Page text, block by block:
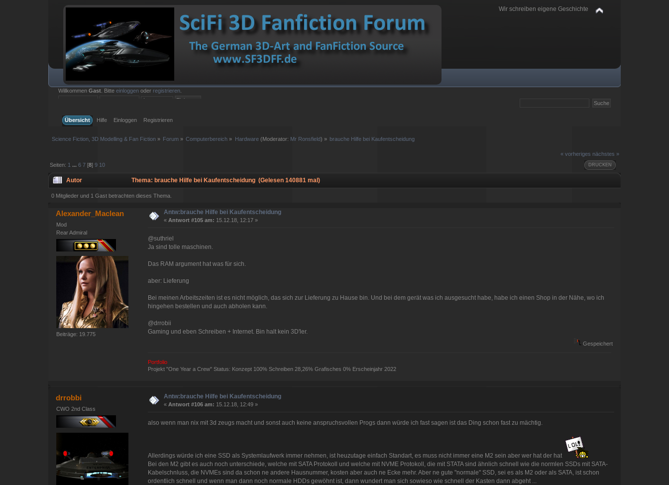
Wir schreiben eigene Geschichte
WillkommenGast . Bitteeinloggen oder registrieren
Übersicht
Hilfe Einloggen Registrieren
Science Fiction, 3D Modelling & Fan Fiction» Forum » Computerbereich » Hardware(Moderator: Mr Ronsfield) » brauche Hilfe bei Kaufentscheidung
« vorheriges nächstes »
DRUCKEN
Seiten: 1 ... 6 7[8] 9 10
Autor Thema: brauche Hilfe bei Kaufentscheidung (Gelesen 140881 mal)
0 Mitglieder und 1 Gast betrachten dieses Thema.
Alexander_Maclean
Mod
Rear Admiral
Beiträge: 19.775
Antw:brauche Hilfe bei Kaufentscheidung
« Antwort #105 am: 15.12.18, 12:17 »
@suthriel
Ja sind tolle maschinen.
Das RAM argument hat was für sich.
aber: Lieferung
Bei meinen Arbeitszeiten ist es nicht möglich, das sich zur Lieferung zu Hause bin. Und bei dem gerät was ich ausgesucht habe, habe ich einen Shop in der Nähe, wo ich
hingehen bestellen und auch abholen kann.
@drrobii
Gaming und eben Schreiben + Internet. Bin halt kein 3D'ler.
Gespeichert
Portfolio
Projekt "One Year a Crew" Status: Konzept 100% Schreiben 28,26% Grafisches 0% Erscheinjahr 2022
drrobbi
CWO 2nd Class
Antw:brauche Hilfe bei Kaufentscheidung
« Antwort #106 am: 15.12.18, 12:49 »
also wenn man nix mit 3d zeugs macht und sonst auch keine anspruchsvollen Progs dann würde ich fast sagen ist das Ding schon fast zu mächtig.
Allerdings würde ich eine SSD als Systemlaufwerk immer nehmen, ist heuzutage einfach Standart, es muss nicht immer eine M2 sein aber wer hat der hat
Bei den M2 gibt es auch noch unterschiede, welche mit SATA Protokoll und welche mit NVME Protokoll, die mit STATA sind ähnlich schnell wie die normlen SSDs mit SATA-
Kabelschnluss, die NVMEs sind da schon ne andere Hausnummer, kosten aber auch ne Ecke mehr. Aber ne gute "normale" SSD, sei es als M2 oder als SATA, ist schon
ordentlich schnell und wenn man dann noch normale HDDs gewöhnt ist, dann wundert man sich sowieso wie schnell der Kasten dann abgeht ...